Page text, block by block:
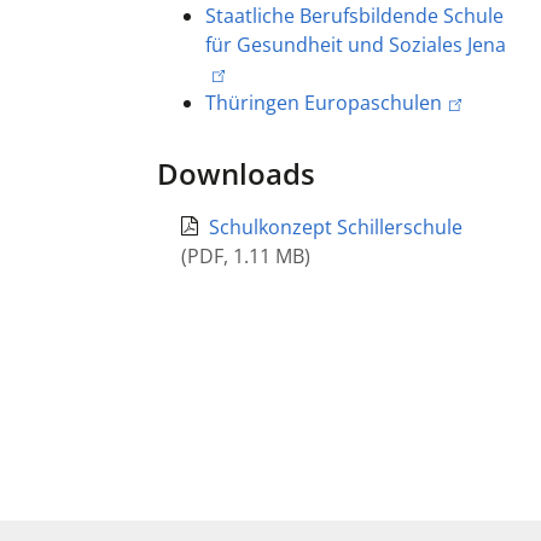
Staatliche Berufsbildende Schule
für Gesundheit und Soziales Jena
Thüringen Europaschulen
Downloads
Schulkonzept Schillerschule
(PDF, 1.11 MB)